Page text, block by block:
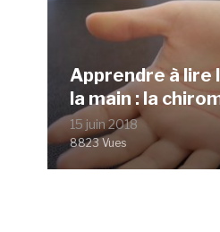
Apprendre à lire
la main : la
15 juin 2018
8823 Vues